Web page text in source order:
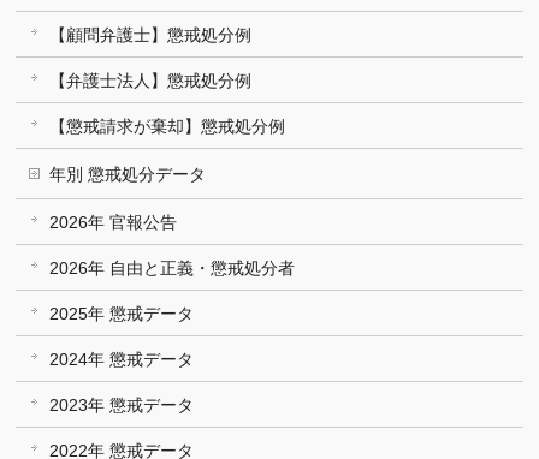
【顧問弁護士】懲戒処分例
【弁護士法人】懲戒処分例
【懲戒請求が棄却】懲戒処分例
年別 懲戒処分データ
2026年 官報公告
2026年 自由と正義・懲戒処分者
2025年 懲戒データ
2024年 懲戒データ
2023年 懲戒データ
2022年 懲戒データ